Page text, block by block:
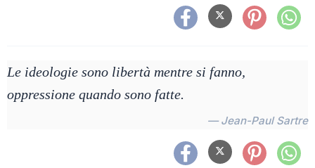
Le ideologie sono libertà mentre si fanno,
oppressione quando sono fatte.
— Jean-Paul Sartre